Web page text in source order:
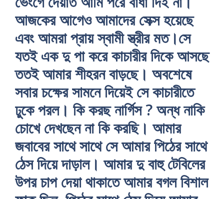
আজকের আগেও আমাদের সেক্স হয়েছে
এবং আমরা প্রায় স্বামী স্ত্রীর মত।সে
যতই এক দু পা করে কাচারীর দিকে আসছে
ততই আমার শীহরন বাড়ছে। অবশেষে
সবার চক্ষের সামনে দিয়েই সে কাচারীতে
ঢুকে পরল। কি করছ নার্গিস ? অন্ধ নাকি
চোখে দেখছেন না কি করছি। আমার
জবাবের সাথে সাথে সে আমার পিঠের সাথে
ঠেস দিয়ে দাড়াল। আমার দু বাহু টেবিলের
উপর চাপ দেয়া থাকাতে আমার বগল বিশাল